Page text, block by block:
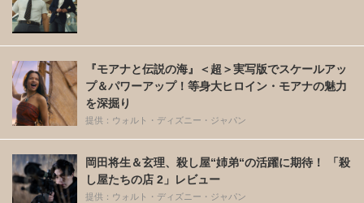
『モアナと伝説の海』＜超＞実写版でスケールアッ
プ＆パワーアップ！等身大ヒロイン・モアナの魅力
を深掘り
提供：ウォルト・ディズニー・ジャパン
岡田将生＆玄理、殺し屋“姉弟“の活躍に期待！ 「殺
し屋たちの店 2」レビュー
提供：ウォルト・ディズニー・ジャパン